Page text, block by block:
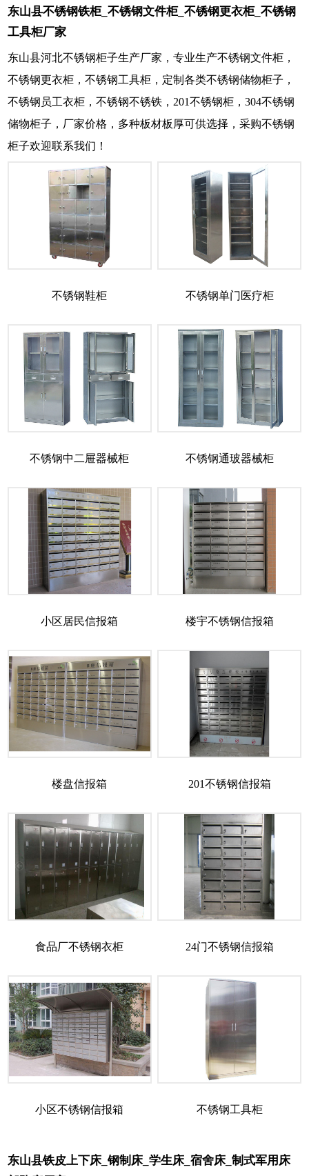
东山县不锈钢铁柜_不锈钢文件柜_不锈钢更衣柜_不锈钢
工具柜厂家
东山县河北不锈钢柜子生产厂家，专业生产不锈钢文件柜，
不锈钢更衣柜，不锈钢工具柜，定制各类不锈钢储物柜子，
不锈钢员工衣柜，不锈钢不锈铁，201不锈钢柜，304不锈钢
储物柜子，厂家价格，多种板材板厚可供选择，采购不锈钢
柜子欢迎联系我们！
不锈钢鞋柜 不锈钢单门医疗柜
不锈钢中二屉器械柜 不锈钢通玻器械柜
小区居民信报箱 楼宇不锈钢信报箱
楼盘信报箱 201不锈钢信报箱
食品厂不锈钢衣柜 24门不锈钢信报箱
小区不锈钢信报箱 不锈钢工具柜
东山县铁皮上下床_钢制床_学生床_宿舍床_制式军用床